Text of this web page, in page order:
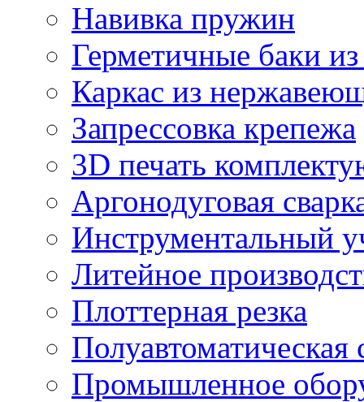
Навивка пружин
Герметичные баки
Каркас из
Запрессовка крепежа
3D печать
Аргонодуговая
Инструментальный
Литейное
Плоттерная резка
Полуавтоматическая
Промышленное